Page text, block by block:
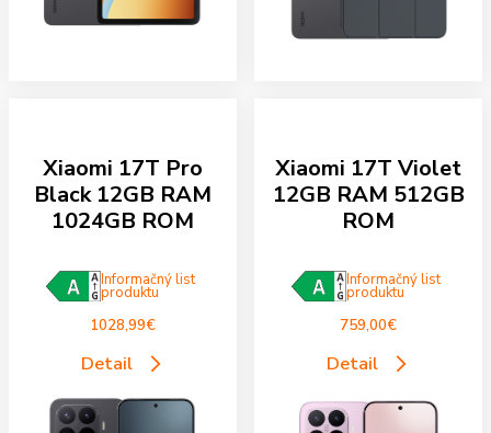
Xiaomi 17T Pro
Black 12GB RAM
1024GB ROM
Informačný list
produktu
1028,99€
Detail
Xiaomi 17T Violet
12GB RAM 512GB
ROM
Informačný list
produktu
759,00€
Detail